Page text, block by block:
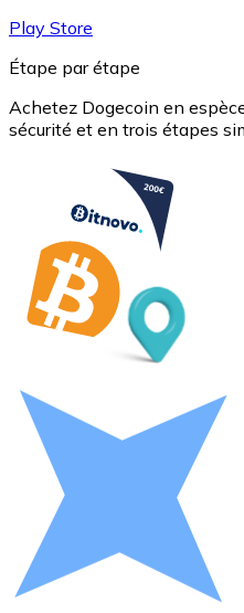
Litecoin
LTC
XRP
XRP
Play Store
Étape par étape
Achetez Dogecoin en
sécurité et en trois étapes